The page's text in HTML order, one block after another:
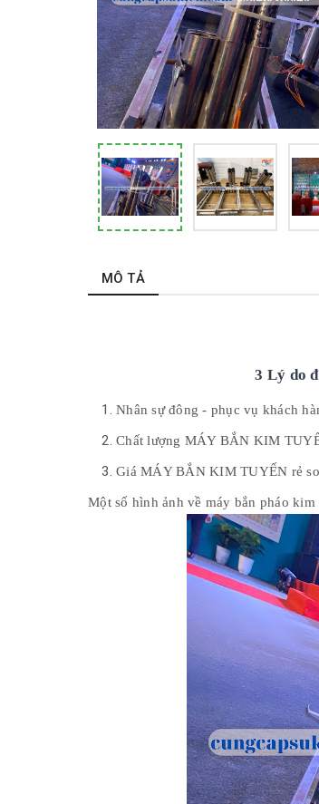
MÔ TẢ
3 Lý do
Nhân sự đông - phục vụ khách
Chất lượng MÁY BẮN KIM
Giá MÁY BẮN KIM TUYẾN rẻ
Một số hình ảnh về máy bắn pháo